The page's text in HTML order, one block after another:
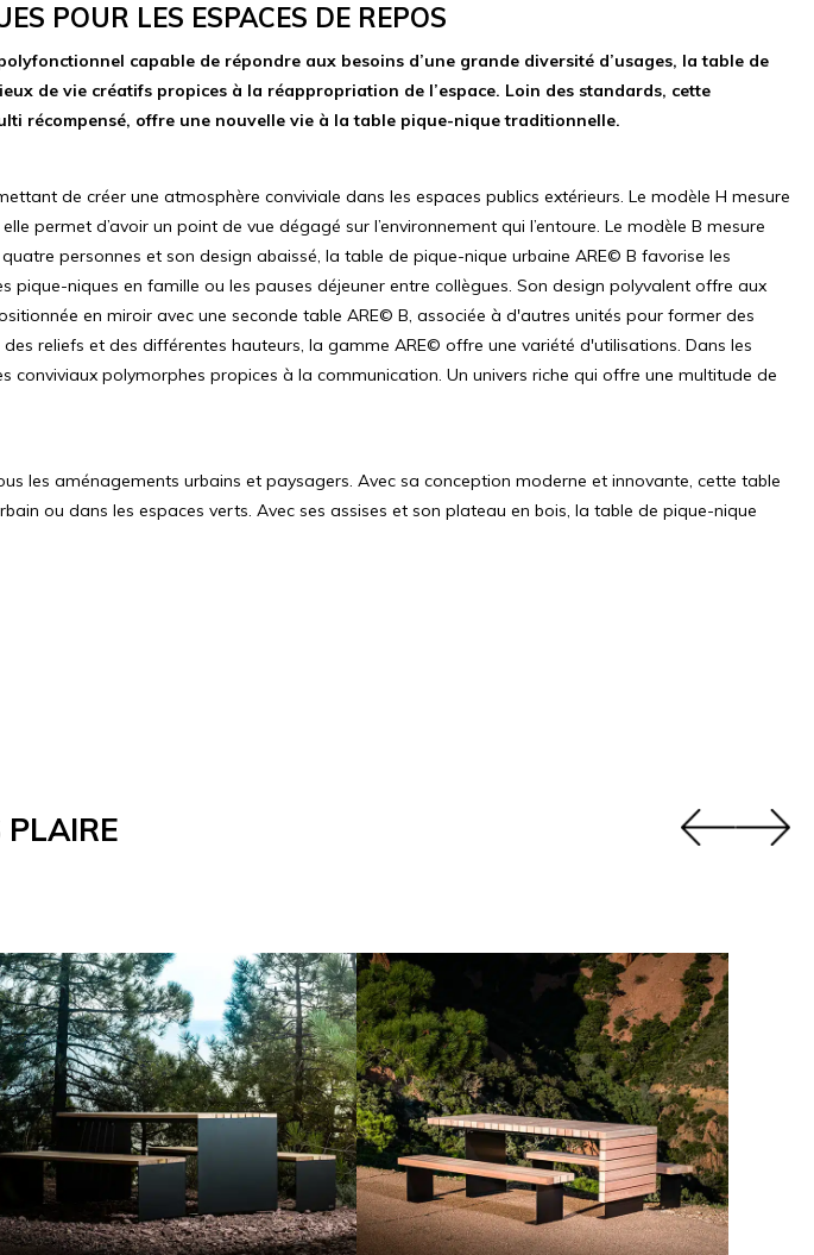
POUR LES ESPACES DE REPOS
capable de répondre aux besoins d’une grande diversité d’usages, la table de
de vie créatifs propices à la réappropriation de l’espace. Loin des standards, cette
récompensé, offre une nouvelle vie à la table pique-nique traditionnelle.
de créer une atmosphère conviviale dans les espaces publics extérieurs. Le modèle H mesure
permet d’avoir un point de vue dégagé sur l’environnement qui l’entoure. Le modèle B mesure
personnes et son design abaissé, la table de pique-nique urbaine ARE© B favorise les
niques en famille ou les pauses déjeuner entre collègues. Son design polyvalent offre aux
en miroir avec une seconde table ARE© B, associée à d'autres unités pour former des
reliefs et des différentes hauteurs, la gamme ARE© offre une variété d'utilisations. Dans les
polymorphes propices à la communication. Un univers riche qui offre une multitude de
les aménagements urbains et paysagers. Avec sa conception moderne et innovante, cette table
ou dans les espaces verts. Avec ses assises et son plateau en bois, la table de pique-nique